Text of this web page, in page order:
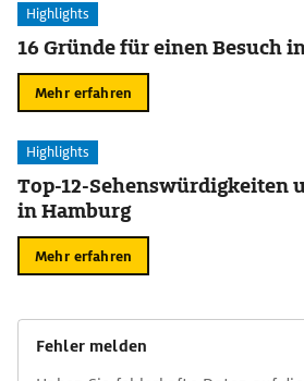
Highlights
16 Gründe für einen Besuch
Mehr erfahren
Highlights
Top-12-Sehenswürdigkeiten
in Hamburg
Mehr erfahren
Fehler melden